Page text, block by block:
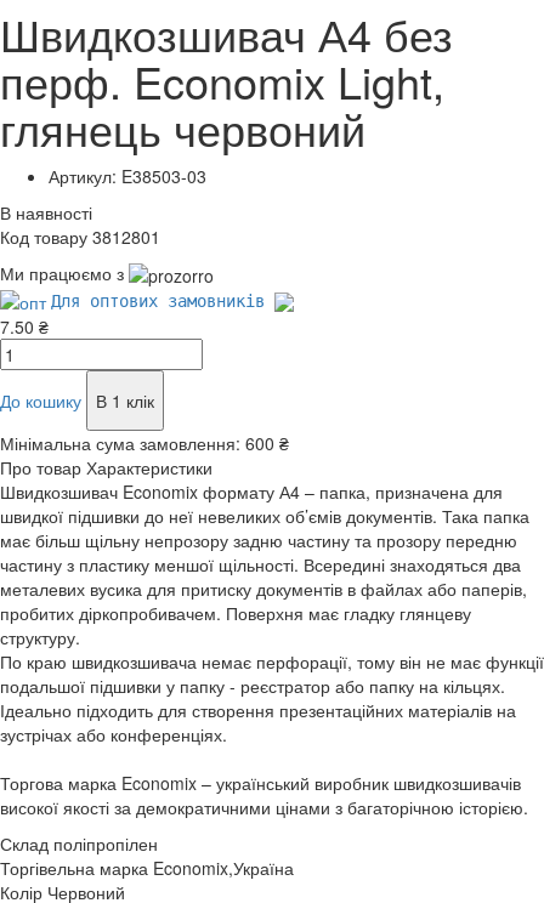
Швидкозшивач А4 без
перф. Economix Light,
глянець червоний
Артикул: E38503-03
В наявності
Код товару 3812801
Ми працюємо з
Для оптових замовників
7.50 ₴
До кошику
В 1 клік
Мінімальна сума замовлення: 600 ₴
Про товар Характеристики
Швидкозшивач Economix формату А4 – папка, призначена для
швидкої підшивки до неї невеликих об’ємів документів. Така папка
має більш щільну непрозору задню частину та прозору передню
частину з пластику меншої щільності. Всередині знаходяться два
металевих вусика для притиску документів в файлах або паперів,
пробитих діркопробивачем. Поверхня має гладку глянцеву
структуру.
По краю швидкозшивача немає перфорації, тому він не має функції
подальшої підшивки у папку - реєстратор або папку на кільцях.
Ідеально підходить для створення презентаційних матеріалів на
зустрічах або конференціях.
Торгова марка Economix – український виробник швидкозшивачів
високої якості за демократичними цінами з багаторічною історією.
Склад поліпропілен
Торгівельна марка Economix,Україна
Колір Червоний